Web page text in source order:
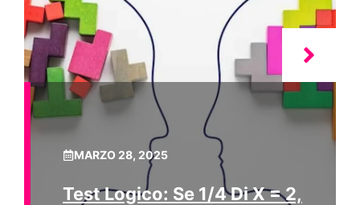
MARZO 28, 2025
Test Logico: Se 1/4 Di X = 2,